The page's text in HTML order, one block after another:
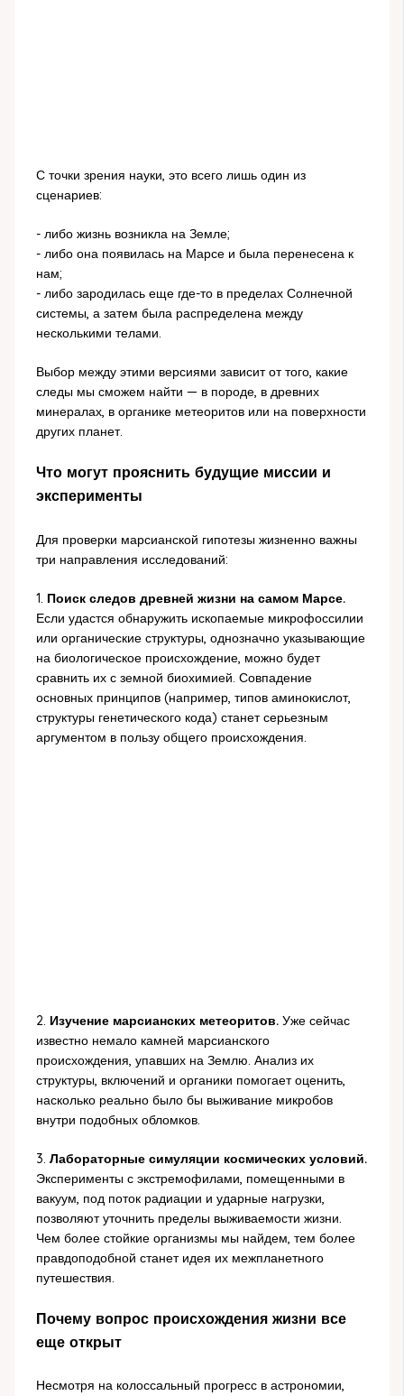
С точки зрения науки, это всего лишь один из
сценариев:
- либо жизнь возникла на Земле;
- либо она появилась на Марсе и была перенесена к
нам;
- либо зародилась еще где-то в пределах Солнечной
системы, а затем была распределена между
несколькими телами.
Выбор между этими версиями зависит от того, какие
следы мы сможем найти — в породе, в древних
минералах, в органике метеоритов или на поверхности
других планет.
Что могут прояснить будущие миссии и
эксперименты
Для проверки марсианской гипотезы жизненно важны
три направления исследований:
1. Поиск следов древней жизни на самом Марсе.
Если удастся обнаружить ископаемые микрофоссилии
или органические структуры, однозначно указывающие
на биологическое происхождение, можно будет
сравнить их с земной биохимией. Совпадение
основных принципов (например, типов аминокислот,
структуры генетического кода) станет серьезным
аргументом в пользу общего происхождения.
2. Изучение марсианских метеоритов.Уже сейчас
известно немало камней марсианского
происхождения, упавших на Землю. Анализ их
структуры, включений и органики помогает оценить,
насколько реально было бы выживание микробов
внутри подобных обломков.
3. Лабораторные симуляции космических условий.
Эксперименты с экстремофилами, помещенными в
вакуум, под поток радиации и ударные нагрузки,
позволяют уточнить пределы выживаемости жизни.
Чем более стойкие организмы мы найдем, тем более
правдоподобной станет идея их межпланетного
путешествия.
Почему вопрос происхождения жизни все
еще открыт
Несмотря на колоссальный прогресс в астрономии,